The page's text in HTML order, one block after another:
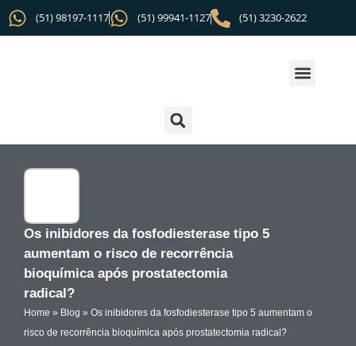
(51) 98197-1117 (51) 99941-1127 (51) 3230-2622
Os inibidores da fosfodiesterase tipo 5
aumentam o risco de recorrência
bioquímica após prostatectomia
radical?
Home » Blog » Os inibidores da fosfodiesterase tipo 5 aumentam o
risco de recorrência bioquímica após prostatectomia radical?